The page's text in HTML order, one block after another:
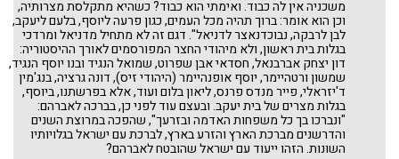
משכניה אין לה כבוד. ואימתי הוא כבוד? כשהיא מתקלסת מצרותיה,
וכן הוא אומר: ברוך תהיה מכל העמים, כגון פרעה ליוסף, בלעם ליעקב,
לבן לרבקה, נבוכדנאצר לדניאל". דגם זה לא מתחיל מדניאל ומרדכי
בגלות בית ראשון, ולא מיהודי החצר המפורסמים לאורך ההיסטוריה:
דון יצחק אברבנאל, חסדאי אבן שפרוט, שמואל הנגיד ובנו יוסף הנגיד,
שמשון ורטהיימר, יוסף אופנהיימר (היהודי זיס), דונה גרציה, בנג'מין
ד'יזראלי, פייר מנדס פרנס, ליאון בלום ועוד, אלא בפרשתנו, ביוסף,
בגלות מצרים של בית יעקב. ובעצם עוד לפני כן, בברכה לאברהם:
"ונברכו בך כל משפחות האדמה ובזרעך", שהפכה במרוצת השנים
והדרשנים מברכת הארץ והזרע בארץ, לברכת עם ישראל בגלויותיו
השונות. הזהו ייעוד עם ישראל שהובטח לאברהם?